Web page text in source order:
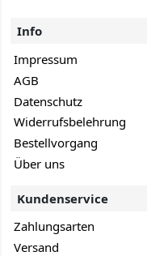
Info
Impressum
AGB
Datenschutz
Widerrufsbelehrung
Bestellvorgang
Über uns
Kundenservice
Zahlungsarten
Versand